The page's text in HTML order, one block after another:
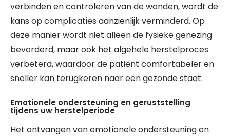
verbinden en controleren van de wonden, wordt de
kans op complicaties aanzienlijk verminderd. Op
deze manier wordt niet alleen de fysieke genezing
bevorderd, maar ook het algehele herstelproces
verbeterd, waardoor de patiënt comfortabeler en
sneller kan terugkeren naar een gezonde staat.
Emotionele ondersteuning en geruststelling
tijdens uw herstelperiode
Het ontvangen van emotionele ondersteuning en